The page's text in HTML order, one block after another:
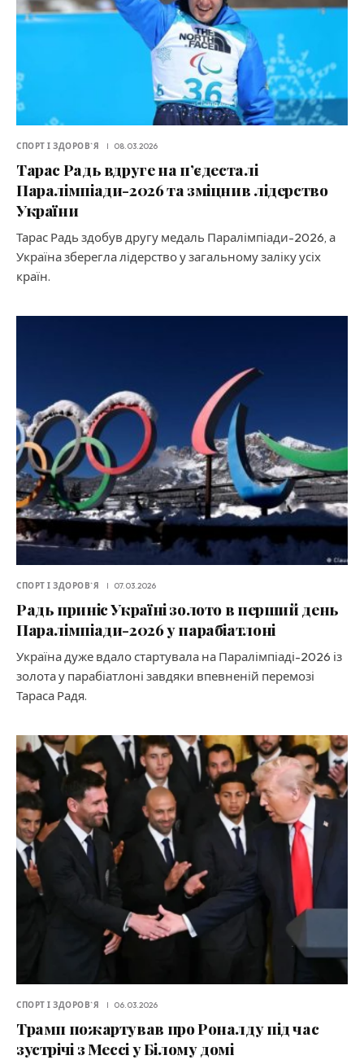
СПОРТ І ЗДОРОВ`Я 08.03.2026
Тарас Радь вдруге на п’єдесталі
Паралімпіади-2026 та зміцнив лідерство
України
Тарас Радь здобув другу медаль Паралімпіади-2026, а
Україна зберегла лідерство у загальному заліку усіх
країн.
СПОРТ І ЗДОРОВ`Я 07.03.2026
Радь приніс Україні золото в перший день
Паралімпіади-2026 у парабіатлоні
Україна дуже вдало стартувала на Паралімпіаді-2026 із
золота у парабіатлоні завдяки впевненій перемозі
Тараса Радя.
СПОРТ І ЗДОРОВ`Я 06.03.2026
Трамп пожартував про Роналду під час
зустрічі з Мессі у Білому домі